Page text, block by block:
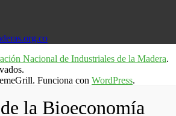
Nacional de Industriales de la Madera.
Funciona con WordPress.
la Bioeconomía